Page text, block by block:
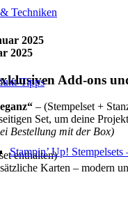
Techniken
Tipps
Stampin’ Up!
2025
2025
Add-ons
– (Stempelset +
Set, um deine
Bestellung mit der Box)
enthalten)
Karten – modern